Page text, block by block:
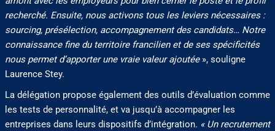
recherché. Ensuite, nous activons tous les leviers nécessaires :
sourcing, présélection, accompagnement des candidats… Notre
connaissance fine du territoire francilien et de ses spécificités
nous permet d’apporter une vraie valeur ajoutée», souligne
Laurence Stey.
La délégation propose également des outils d’évaluation comme
les tests de personnalité, et va jusqu’à accompagner les
entreprises dans leurs dispositifs d’intégration. « Un recrutement